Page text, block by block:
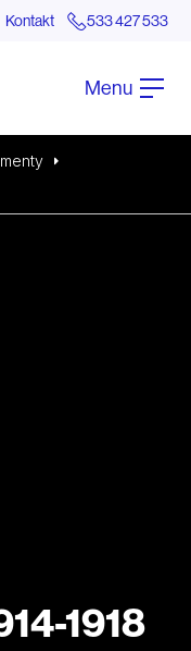
Kontakt 533 427 533
Menu
1918